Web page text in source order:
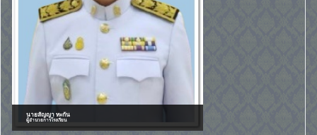
นายสัญญา ทะกัน
ผู้อำนวยการโรงเรียน